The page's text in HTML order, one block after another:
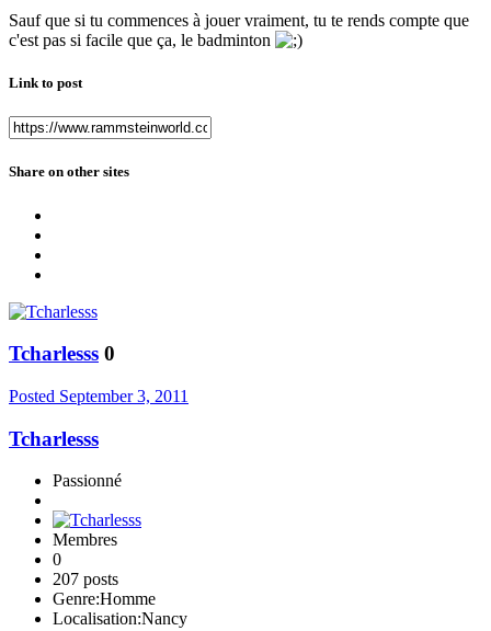
Sauf que si tu commences à jouer vraiment, tu te rends compte que
c'est pas si facile que ça, le badminton
Link to post
Share on other sites
Tcharlesss 0
Posted September 3, 2011
Tcharlesss
Passionné
Membres
0
207 posts
Genre:Homme
Localisation:Nancy